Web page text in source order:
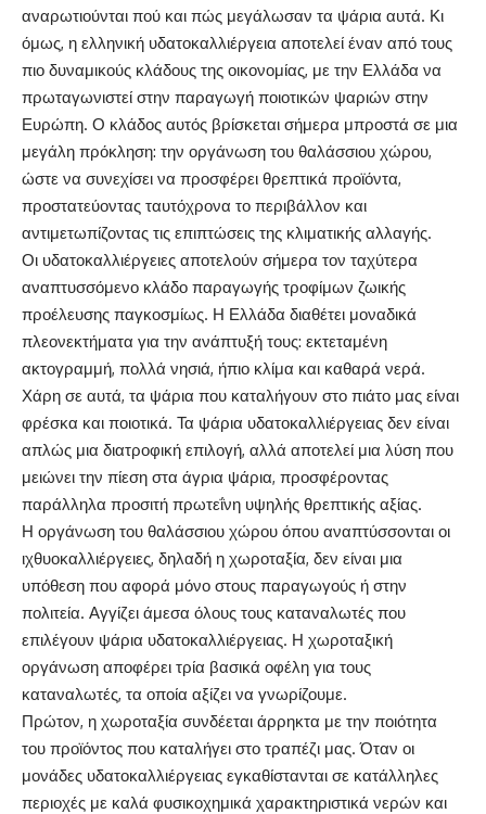
αναρωτιούνται πού και πώς μεγάλωσαν τα ψάρια αυτά. Κι
όμως, η ελληνική υδατοκαλλιέργεια αποτελεί έναν από τους
πιο δυναμικούς κλάδους της οικονομίας, με την Ελλάδα να
πρωταγωνιστεί στην παραγωγή ποιοτικών ψαριών στην
Ευρώπη. Ο κλάδος αυτός βρίσκεται σήμερα μπροστά σε μια
μεγάλη πρόκληση: την οργάνωση του θαλάσσιου χώρου,
ώστε να συνεχίσει να προσφέρει θρεπτικά προϊόντα,
προστατεύοντας ταυτόχρονα το περιβάλλον και
αντιμετωπίζοντας τις επιπτώσεις της κλιματικής αλλαγής.
Οι υδατοκαλλιέργειες αποτελούν σήμερα τον ταχύτερα
αναπτυσσόμενο κλάδο παραγωγής τροφίμων ζωικής
προέλευσης παγκοσμίως. Η Ελλάδα διαθέτει μοναδικά
πλεονεκτήματα για την ανάπτυξή τους: εκτεταμένη
ακτογραμμή, πολλά νησιά, ήπιο κλίμα και καθαρά νερά.
Χάρη σε αυτά, τα ψάρια που καταλήγουν στο πιάτο μας είναι
φρέσκα και ποιοτικά. Τα ψάρια υδατοκαλλιέργειας δεν είναι
απλώς μια διατροφική επιλογή, αλλά αποτελεί μια λύση που
μειώνει την πίεση στα άγρια ψάρια, προσφέροντας
παράλληλα προσιτή πρωτεΐνη υψηλής θρεπτικής αξίας.
Η οργάνωση του θαλάσσιου χώρου όπου αναπτύσσονται οι
ιχθυοκαλλιέργειες, δηλαδή η χωροταξία, δεν είναι μια
υπόθεση που αφορά μόνο στους παραγωγούς ή στην
πολιτεία. Αγγίζει άμεσα όλους τους καταναλωτές που
επιλέγουν ψάρια υδατοκαλλιέργειας. Η χωροταξική
οργάνωση αποφέρει τρία βασικά οφέλη για τους
καταναλωτές, τα οποία αξίζει να γνωρίζουμε.
Πρώτον, η χωροταξία συνδέεται άρρηκτα με την ποιότητα
του προϊόντος που καταλήγει στο τραπέζι μας. Όταν οι
μονάδες υδατοκαλλιέργειας εγκαθίστανται σε κατάλληλες
περιοχές με καλά φυσικοχημικά χαρακτηριστικά νερών και